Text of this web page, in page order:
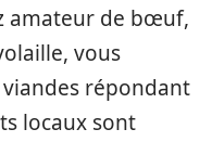
amateur de bœuf,
vous
répondant
locaux sont